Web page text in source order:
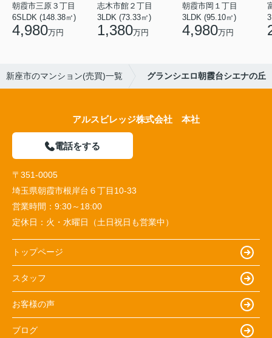
朝霞市三原３丁目
6SLDK (148.38㎡)
4,980万円
志木市館２丁目
3LDK (73.33㎡)
1,380万円
朝霞市岡１丁目
3LDK (95.10㎡)
4,980万円
新座市のマンション(売買)一覧 グランシエロ朝霞台シエナの丘
アルスビレッジ株式会社 本社
電話をする
〒351-0005
埼玉県朝霞市根岸台６丁目10-33
営業時間： 9:30～18:00
定休日： 火・水曜日（土日祝日も営業中）
トップページ
スタッフ
お客様の声
ブログ